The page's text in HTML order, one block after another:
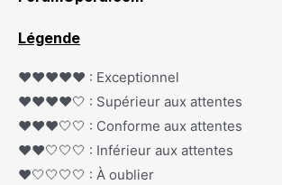
Légende
❤️❤️❤️❤️❤️ : Exceptionnel
❤️❤️❤️❤️🤍 : Supérieur aux attentes
❤️❤️❤️🤍🤍 : Conforme aux attentes
❤️❤️🤍🤍🤍 : Inférieur aux attentes
❤️🤍🤍🤍🤍 : À oublier